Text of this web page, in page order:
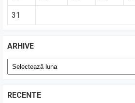
31
ARHIVE
Arhive
RECENTE